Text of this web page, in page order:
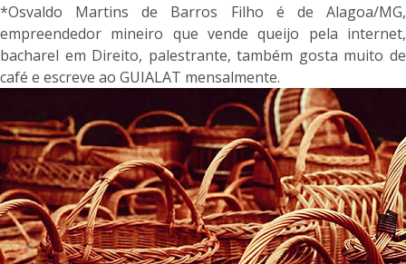
*Osvaldo Martins de Barros Filho é de Alagoa/MG,
empreendedor mineiro que vende queijo pela internet,
bacharel em Direito, palestrante, também gosta muito de
café e escreve ao GUIALAT mensalmente.